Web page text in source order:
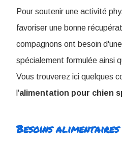
Pour soutenir une activité
favoriser une bonne
compagnons ont besoin
spécialement formulée ainsi
Vous trouverez ici quelques
l'alimentation pour chien
Besoins